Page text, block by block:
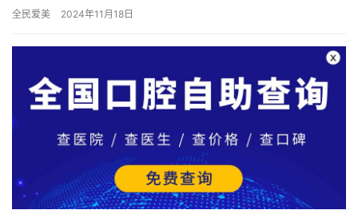
腔医疗…
全民爱美 2024年11月18日